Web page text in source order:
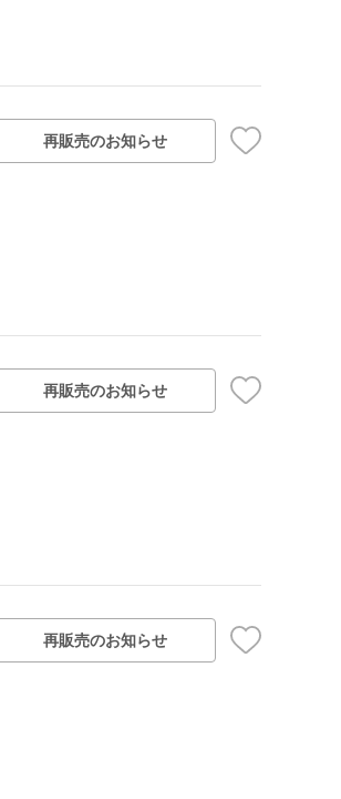
再販売のお知らせ
再販売のお知らせ
再販売のお知らせ